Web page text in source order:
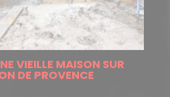
VIEILLE MAISON SUR
DE PROVENCE